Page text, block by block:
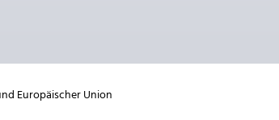
Europäischer Union